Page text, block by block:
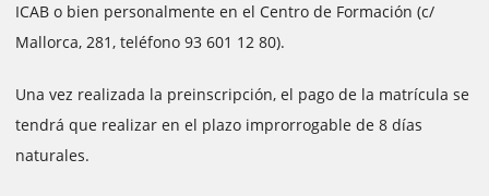
ICAB o bien personalmente en el Centro de Formación (c/
Mallorca, 281, teléfono 93 601 12 80).
Una vez realizada la preinscripción, el pago de la matrícula se
tendrá que realizar en el plazo improrrogable de 8 días
naturales.